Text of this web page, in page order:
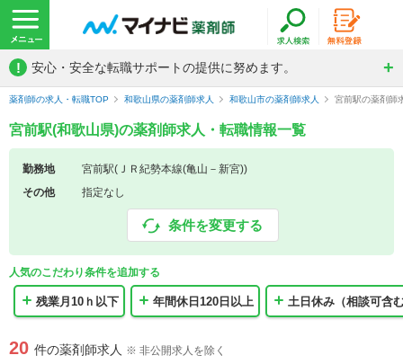
! 安心・安全な転職サポートの提供に努めます。
薬剤師の求人・転職TOP 和歌山県の薬剤師求人 和歌山市の薬剤師求人 宮前駅の薬剤師
宮前駅(和歌山県)の薬剤師求人・転職情報一覧
勤務地
宮前駅(ＪＲ紀勢本線(亀山－新宮))
その他
指定なし
条件を変更する
人気のこだわり条件を追加する
残業月10ｈ以下 年間休日120日以上 土日休み（相談可含
20 件の薬剤師求人 ※ 非公開求人を除く